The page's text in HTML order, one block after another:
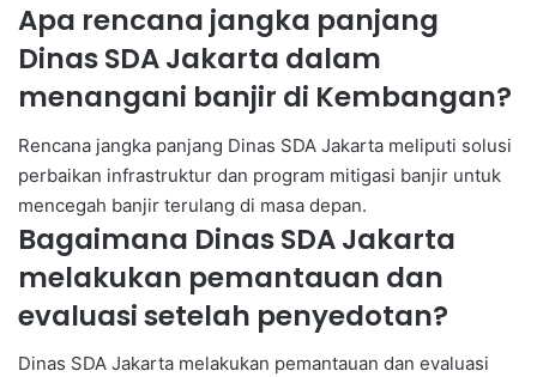
Apa rencana jangka panjang
Dinas SDA Jakarta dalam
menangani banjir di Kembangan?
Rencana jangka panjang Dinas SDA Jakarta meliputi solusi
perbaikan infrastruktur dan program mitigasi banjir untuk
mencegah banjir terulang di masa depan.
Bagaimana Dinas SDA Jakarta
melakukan pemantauan dan
evaluasi setelah penyedotan?
Dinas SDA Jakarta melakukan pemantauan dan evaluasi